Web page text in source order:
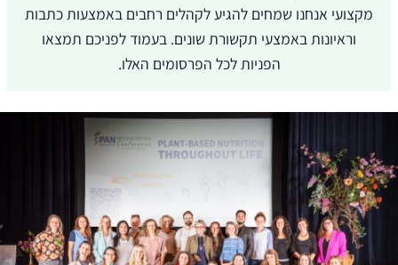
מקצועי אנחנו שמחים להגיע לקהלים רחבים באמצעות כתבות
וראיונות באמצעי תקשורת שונים. בעמוד לפניכם תמצאו
הפניות לכל הפרסומים האלו.